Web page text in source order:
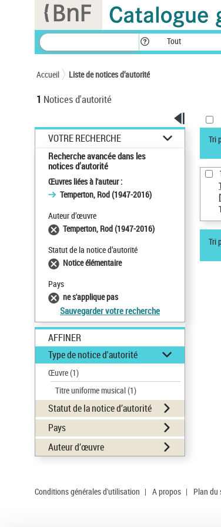
Tout
Accueil Liste de notices d’autorité
1 Notices d'autorité
VOTRE RECHERCHE
Recherche avancée dans les
notices d’autorité
Œuvres liées à l'auteur :
Temperton, Rod (1947-2016)
Auteur d’œuvre
Temperton, Rod (1947-2016)
Statut de la notice d’autorité
Notice élémentaire
Pays
ne s'applique pas
Sauvegarder votre recherche
AFFINER
Type de notice d'autorité
Œuvre(1)
Titre uniforme musical(1)
Statut de la notice d’autorité
Pays
Auteur d’œuvre
Tri
Tri
Conditions générales d'utilisation | A propos | Plan du
Panneau de gestion des cookies